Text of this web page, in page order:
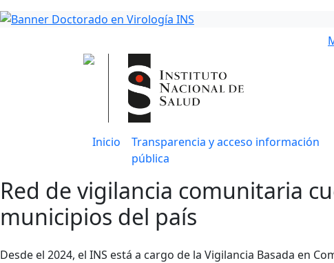
Inicio
Transparencia y acceso información
pública
Red de vigilancia comunitaria
municipios del país
Desde el 2024, el INS está a cargo de la Vigilancia Basada en